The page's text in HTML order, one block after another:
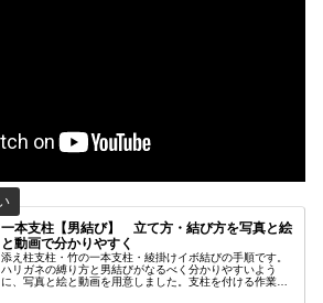
一本支柱【男結び】 立て方・結び方を写真と絵
と動画で分かりやすく
添え柱支柱・竹の一本支柱・綾掛けイボ結びの手順です。
ハリガネの縛り方と男結びがなるべく分かりやすいよう
に、写真と絵と動画を用意しました。支柱を付ける作業の